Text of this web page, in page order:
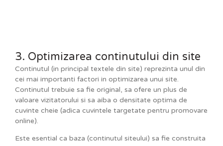
3. Optimizarea continutului din site
Continutul (in principal textele din site) reprezinta unul din
cei mai importanti factori in optimizarea unui site.
Continutul trebuie sa fie original, sa ofere un plus de
valoare vizitatorului si sa aiba o densitate optima de
cuvinte cheie (adica cuvintele targetate pentru promovare
online).
Este esential ca baza (continutul siteului) sa fie construita